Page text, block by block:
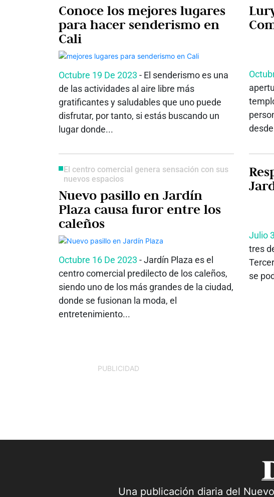
Conoce los mejores lugares
para hacer senderismo en
Cali
Octubre 19 De 2023 - El senderismo es una
de las actividades al aire libre más
gratificantes y saludables que uno puede
disfrutar, por tanto, si estás buscando un
lugar donde...
El centro comercial genera sensación con sus
nuevos espacios
Nuevo pasillo en Jardín
Plaza causa furor entre los
caleños
Octubre 16 De 2023 - Jardín Plaza es el
centro comercial predilecto de los caleños,
siendo uno de los más grandes de la ciudad,
donde se fusionan la moda, el
entretenimiento...
Julio
tres
se
PUBLICIDAD
Una publicación diaria del